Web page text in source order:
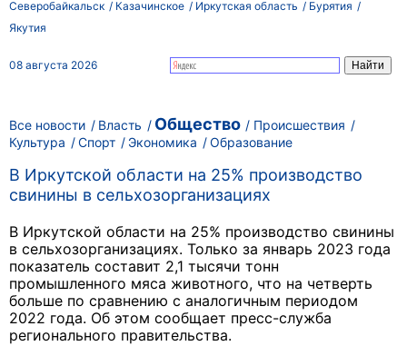
Северобайкальск
Казачинское Иркутская область
Бурятия
Якутия
08 августа 2026
Все новости Власть Общество
Происшествия
Культура
Спорт Экономика Образование
В Иркутской области на 25% производство
свинины в сельхозорганизациях
В Иркутской области на 25% производство свинины
в сельхозорганизациях. Только за январь 2023 года
показатель составит 2,1 тысячи тонн
промышленного мяса животного, что на четверть
больше по сравнению с аналогичным периодом
2022 года. Об этом сообщает пресс-служба
регионального правительства.